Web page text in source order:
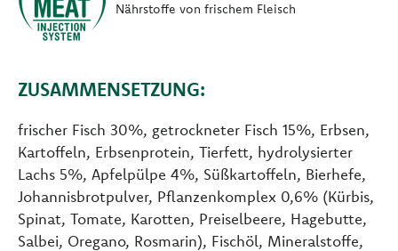
Nährstoffe von frischem Fleisch
ZUSAMMENSETZUNG:
frischer Fisch 30%, getrockneter Fisch 15%, Erbsen,
Kartoffeln, Erbsenprotein, Tierfett, hydrolysierter
Lachs 5%, Apfelpülpe 4%, Süßkartoffeln, Bierhefe,
Johannisbrotpulver, Pflanzenkomplex 0,6% (Kürbis,
Spinat, Tomate, Karotten, Preiselbeere, Hagebutte,
Salbei, Oregano, Rosmarin), Fischöl, Mineralstoffe,